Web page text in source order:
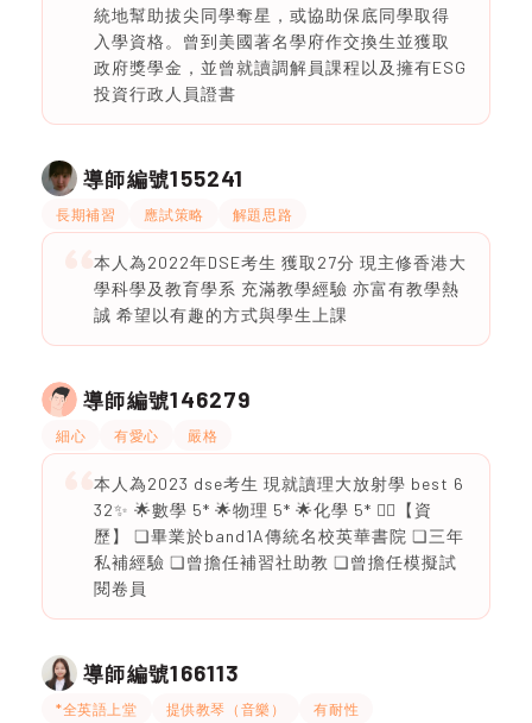
統地幫助拔尖同學奪星，或協助保底同學取得
入學資格。曾到美國著名學府作交換生並獲取
政府獎學金，並曾就讀調解員課程以及擁有ESG
投資行政人員證書
導師編號155241
長期補習 應試策略 解題思路
本人為2022年DSE考生 獲取27分 現主修香港大
學科學及教育學系 充滿教學經驗 亦富有教學熱
誠 希望以有趣的方式與學生上課
導師編號146279
細心 有愛心 嚴格
本人為2023 dse考生 現就讀理大放射學 best 6
32✨ 🌟數學 5* 🌟物理 5* 🌟化學 5* ✍🏻【資
歷】 ❏畢業於band1A傳統名校英華書院 ❏三年
私補經驗 ❏曾擔任補習社助教 ❏︎曾擔任模擬試
閱卷員
導師編號166113
*全英語上堂 提供教琴（音樂） 有耐性